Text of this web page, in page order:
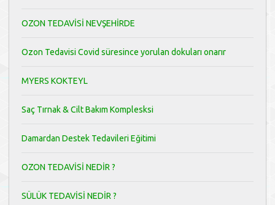
OZON TEDAVİSİ NEVŞEHİRDE
Ozon Tedavisi Covid süresince yorulan dokuları onarır
MYERS KOKTEYL
Saç Tırnak & Cilt Bakım Komplesksi
Damardan Destek Tedavileri Eğitimi
OZON TEDAVİSİ NEDİR ?
SÜLÜK TEDAVİSİ NEDİR ?